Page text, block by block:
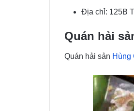
Địa chỉ: 125B
Quán hải
Quán hải sản Hùng